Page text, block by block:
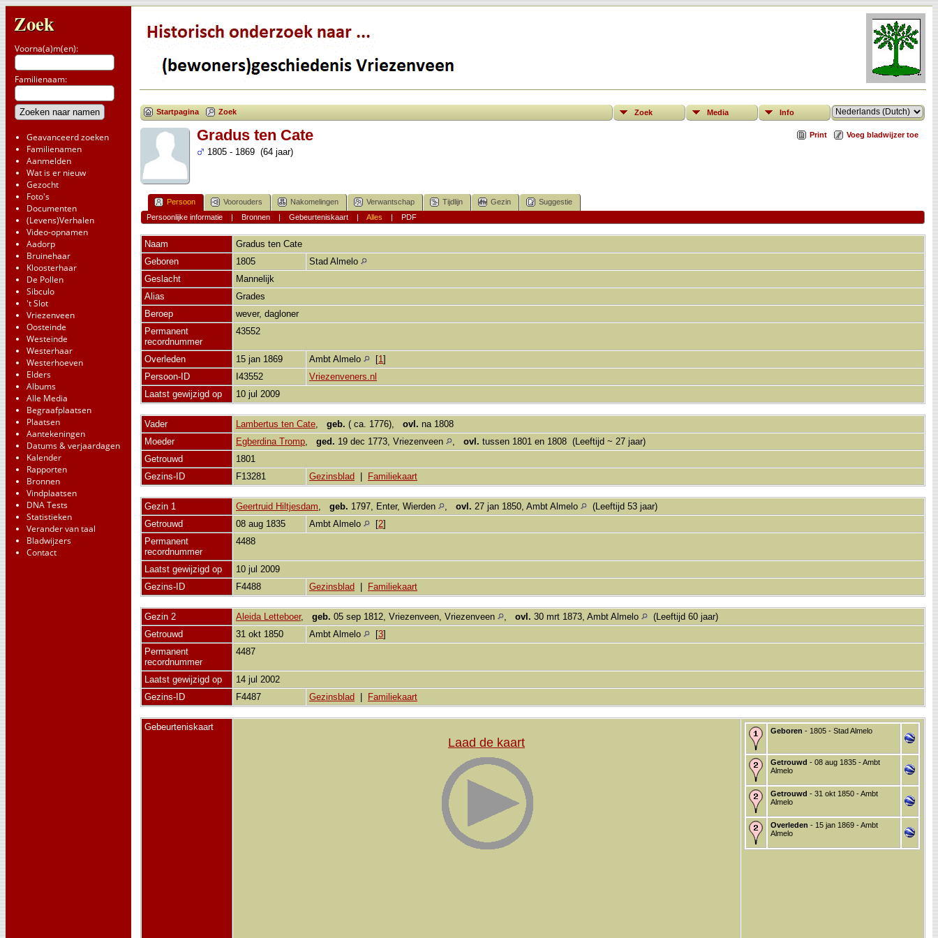
Zoek
Voorna(a)m(en):
Familienaam:
Geavanceerd zoeken
Familienamen
Aanmelden
Wat is er nieuw
Gezocht
Foto's
Documenten
(Levens)Verhalen
Video-opnamen
Aadorp
Bruinehaar
Kloosterhaar
De Pollen
Sibculo
't Slot
Vriezenveen
Oosteinde
Westeinde
Westerhaar
Westerhoeven
Elders
Albums
Alle Media
Begraafplaatsen
Plaatsen
Aantekeningen
Datums & verjaardagen
Kalender
Rapporten
Bronnen
Vindplaatsen
DNA Tests
Statistieken
Verander van taal
Bladwijzers
Contact
Startpagina Zoek Zoek Media Info
Print Voeg bladwijzer toe
Gradus ten Cate
1805 - 1869 (64 jaar)
Persoon Voorouders Nakomelingen Verwantschap Tijdlijn Gezin
Suggestie
Persoonlijke informatie| Bronnen| Gebeurteniskaart| Alles | PDF
Naam Gradus ten Cate
Geboren
1805
Stad Almelo
Geslacht
Mannelijk
Alias
Grades
Beroep
wever, dagloner
Permanent
recordnummer
43552
Overleden 15 jan 1869 Ambt Almelo [1]
Persoon-ID
I43552
Vriezenveners.nl
Laatst gewijzigd op
10 jul 2009
Vader Lambertus ten Cate, geb. ( ca. 1776), ovl. na 1808
Moeder
Egberdina Tromp, ged. 19 dec 1773, Vriezenveen , ovl. tussen 1801 en 1808 (Leeftijd ~ 27 jaar)
Getrouwd
1801
Gezins-ID
F13281 Gezinsblad Familiekaart
Gezin 1 Geertruid Hiltjesdam, geb. 1797, Enter, Wierden , ovl. 27 jan 1850, Ambt Almelo
(Leeftijd 53 jaar)
Getrouwd
08 aug 1835 Ambt Almelo [2]
Permanent
recordnummer
4488
Laatst gewijzigd op
10 jul 2009
Gezins-ID
F4488 Gezinsblad Familiekaart
Gezin 2 Aleida Letteboer, geb. 05 sep 1812, Vriezenveen, Vriezenveen , ovl. 30 mrt 1873, Ambt Almelo
(Leeftijd 60 jaar)
Getrouwd
31 okt 1850 Ambt Almelo [3]
Permanent
recordnummer
4487
Laatst gewijzigd op
14 jul 2002
Gezins-ID
F4487 Gezinsblad Familiekaart
Gebeurteniskaart
Laad de kaart
Geboren - 1805 - Stad Almelo
Getrouwd - 08 aug 1835 - Ambt
Almelo
Getrouwd - 31 okt 1850 - Ambt
Almelo
Overleden - 15 jan 1869 - Ambt
Almelo